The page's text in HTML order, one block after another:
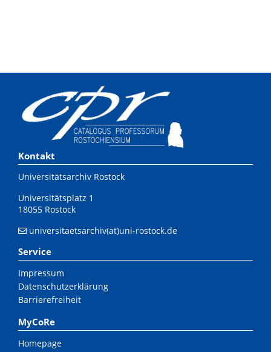
Kontakt
Universitätsarchiv Rostock
Universitätsplatz 1
18055 Rostock
universitaetsarchiv(at)uni-rostock.de
Service
Impressum
Datenschutzerklärung
Barrierefreiheit
MyCoRe
Homepage